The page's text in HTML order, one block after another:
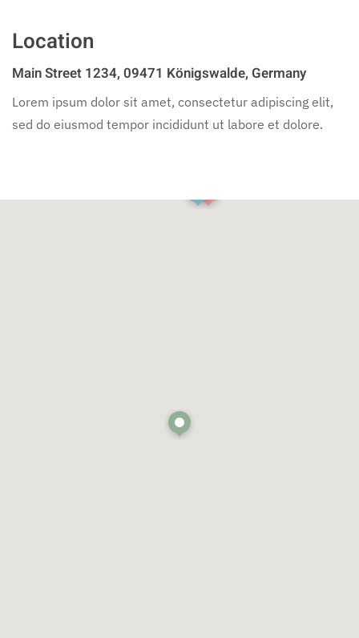
Location
Main Street 1234, 09471 Königswalde, Germany
Lorem ipsum dolor sit amet, consectetur adipiscing elit,
sed do eiusmod tempor incididunt ut labore et dolore.